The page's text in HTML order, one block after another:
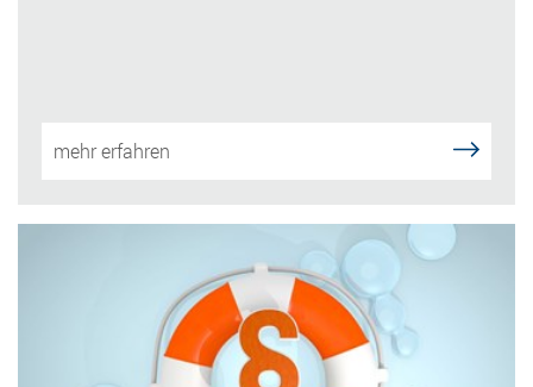
mehr erfahren